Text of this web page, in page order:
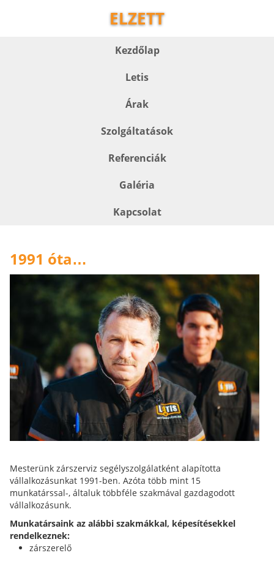
ELZETT
Kezdőlap
Letis
Árak
Szolgáltatások
Referenciák
Galéria
Kapcsolat
1991 óta…
Mesterünk zárszerviz segélyszolgálatként alapította
vállalkozásunkat 1991-ben. Azóta több mint 15
munkatárssal-, általuk többféle szakmával gazdagodott
vállalkozásunk.
Munkatársaink az alábbi szakmákkal, képesítésekkel
rendelkeznek:
zárszerelő